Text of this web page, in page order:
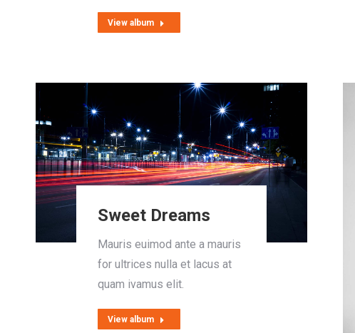
View album
Sweet Dreams
Mauris euimod ante a mauris
for ultrices nulla et lacus at
quam ivamus elit.
View album